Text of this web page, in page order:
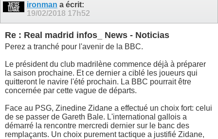
ironman a écrit:
19/02/2018 17h52
Re : Real madrid infos_ News - Noticias
Perez a tranché pour l'avenir de la BBC.
Le président du club madrilène commence déjà à préparer
la saison prochaine. Et ce dernier a ciblé les joueurs qui
quitteront le navire l'été prochain. La BBC pourrait être
concernée par cette vague de départs.
Face au PSG, Zinedine Zidane a effectué un choix fort: celui
de se passer de Gareth Bale. L'international gallois a
démarré la rencontre mercredi dernier sur le banc des
remplaçants. Un choix purement tactique a justifié Zidane,